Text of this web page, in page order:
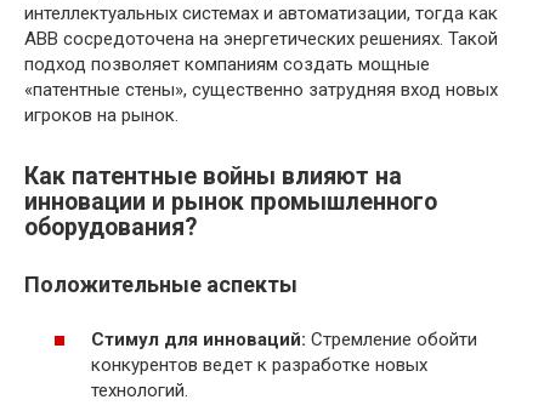
интеллектуальных системах и автоматизации, тогда как
ABB сосредоточена на энергетических решениях. Такой
подход позволяет компаниям создать мощные
«патентные стены», существенно затрудняя вход новых
игроков на рынок.
Как патентные войны влияют на
инновации и рынок промышленного
оборудования?
Положительные аспекты
Стимул для инноваций: Стремление обойти
конкурентов ведет к разработке новых
технологий.